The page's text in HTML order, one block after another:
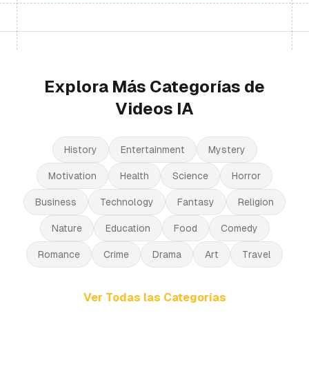
Explora Más Categorías de
Videos IA
History Entertainment Mystery
Motivation Health Science Horror
Business Technology Fantasy Religion
Nature Education Food Comedy
Romance Crime Drama Art Travel
Ver Todas las Categorías